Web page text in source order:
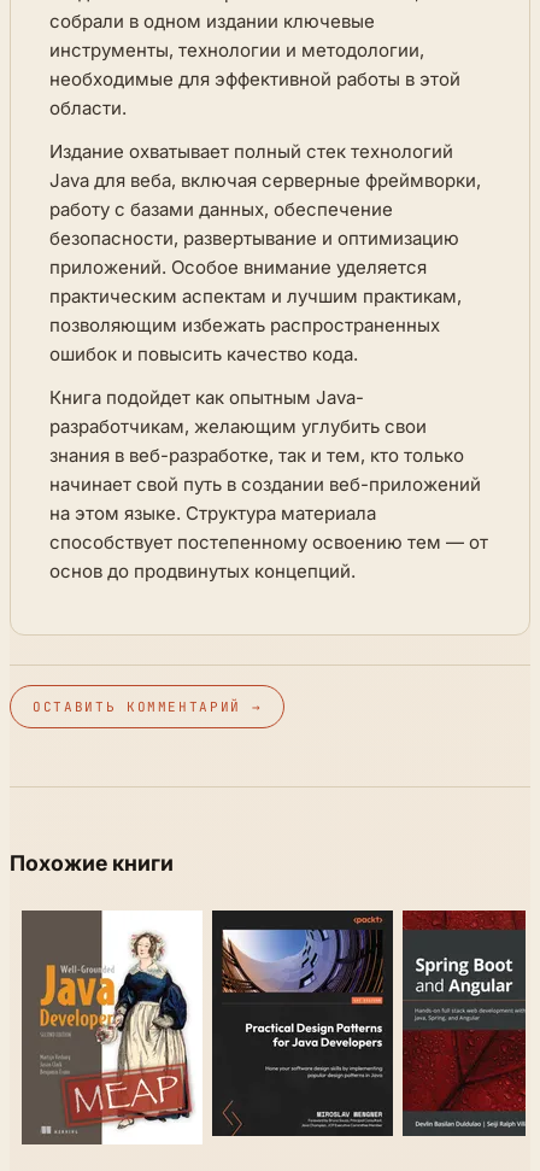
собрали в одном издании ключевые
инструменты, технологии и методологии,
необходимые для эффективной работы в этой
области.
Издание охватывает полный стек технологий
Java для веба, включая серверные фреймворки,
работу с базами данных, обеспечение
безопасности, развертывание и оптимизацию
приложений. Особое внимание уделяется
практическим аспектам и лучшим практикам,
позволяющим избежать распространенных
ошибок и повысить качество кода.
Книга подойдет как опытным Java-
разработчикам, желающим углубить свои
знания в веб-разработке, так и тем, кто только
начинает свой путь в создании веб-приложений
на этом языке. Структура материала
способствует постепенному освоению тем — от
основ до продвинутых концепций.
ОСТАВИТЬ КОММЕНТАРИЙ →
Похожие книги